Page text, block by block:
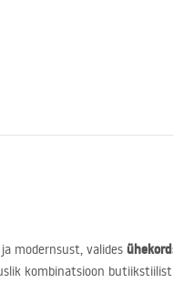
modernsust, valides
kombinatsioon